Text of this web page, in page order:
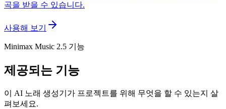
곡을 받을 수 있습니다.
사용해 보기
Minimax Music 2.5 기능
제공되는 기능
이 AI 노래 생성기가 프로젝트를 위해 무엇을 할 수 있는지 살
펴보세요.